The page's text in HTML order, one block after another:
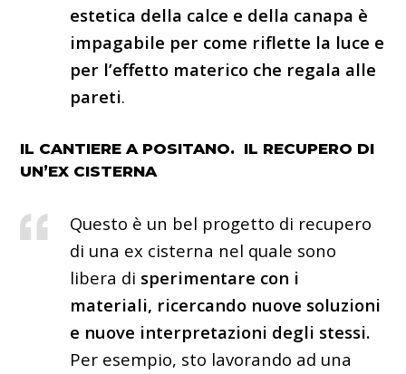
estetica della calce e della canapa è
impagabile per come riflette la luce e
per l’effetto materico che regala alle
pareti.
IL CANTIERE A POSITANO. IL RECUPERO DI
UN’EX CISTERNA
Questo è un bel progetto di recupero
di una ex cisterna nel quale sono
libera di sperimentare con i
materiali, ricercando nuove soluzioni
e nuove interpretazioni degli stessi.
Per esempio, sto lavorando ad una